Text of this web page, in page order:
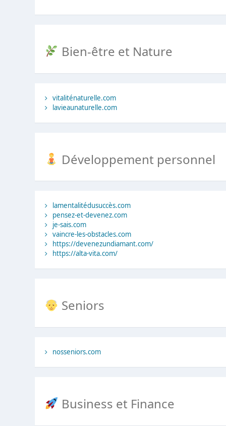
Bien-être et Nature
vitaliténaturelle.com
lavieaunaturelle.com
Développement personnel
lamentalitédusuccès.com
pensez-et-devenez.com
je-sais.com
vaincre-les-obstacles.com
https://devenezundiamant.com/
https://alta-vita.com/
Seniors
nosseniors.com
Business et Finance